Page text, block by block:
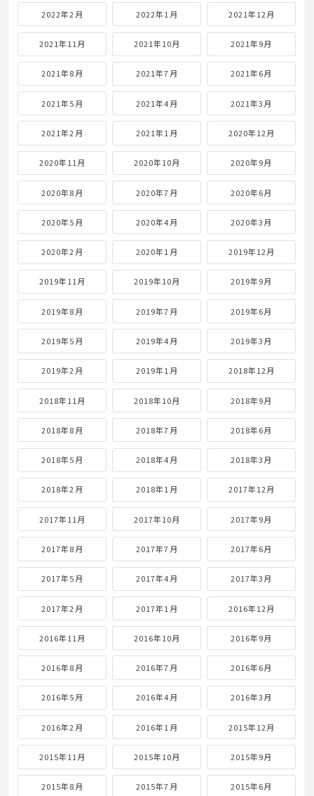
2022年2月 2022年1月 2021年12月
2021年11月 2021年10月 2021年9月
2021年8月 2021年7月 2021年6月
2021年5月 2021年4月 2021年3月
2021年2月 2021年1月 2020年12月
2020年11月 2020年10月 2020年9月
2020年8月 2020年7月 2020年6月
2020年5月 2020年4月 2020年3月
2020年2月 2020年1月 2019年12月
2019年11月 2019年10月 2019年9月
2019年8月 2019年7月 2019年6月
2019年5月 2019年4月 2019年3月
2019年2月 2019年1月 2018年12月
2018年11月 2018年10月 2018年9月
2018年8月 2018年7月 2018年6月
2018年5月 2018年4月 2018年3月
2018年2月 2018年1月 2017年12月
2017年11月 2017年10月 2017年9月
2017年8月 2017年7月 2017年6月
2017年5月 2017年4月 2017年3月
2017年2月 2017年1月 2016年12月
2016年11月 2016年10月 2016年9月
2016年8月 2016年7月 2016年6月
2016年5月 2016年4月 2016年3月
2016年2月 2016年1月 2015年12月
2015年11月 2015年10月 2015年9月
2015年8月 2015年7月 2015年6月